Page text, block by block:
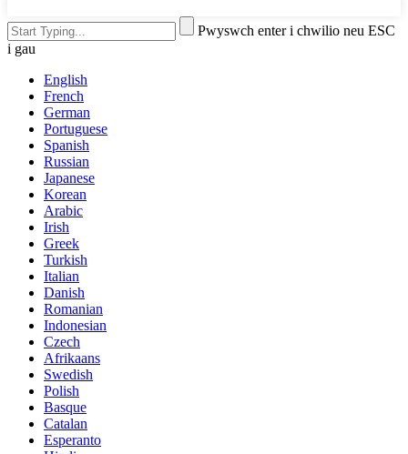
Pwyswch enter i chwilio neu ESC
i gau
English
French
German
Portuguese
Spanish
Russian
Japanese
Korean
Arabic
Irish
Greek
Turkish
Italian
Danish
Romanian
Indonesian
Czech
Afrikaans
Swedish
Polish
Basque
Catalan
Esperanto